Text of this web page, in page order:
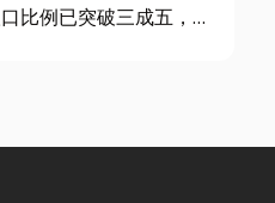
比例已突破三成五，其